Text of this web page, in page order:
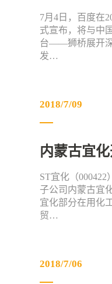
7月4日，百度在
式宣布，将与中
台——狮桥展开
发…
2018/7/09
内蒙古宜
ST宜化（
子公司内蒙古宜
宜化部分在用化
贸…
2018/7/06